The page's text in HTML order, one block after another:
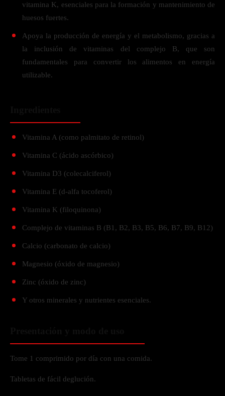
vitamina K, esenciales para la formación y mantenimiento de
huesos fuertes.
Apoya la producción de energía y el metabolismo, gracias a
la inclusión de vitaminas del complejo B, que son
fundamentales para convertir los alimentos en energía
utilizable.
Vitamina A (como palmitato de retinol)
Vitamina C (ácido ascórbico)
Vitamina D3 (colecalciferol)
Vitamina E (d-alfa tocoferol)
Vitamina K (filoquinona)
Complejo de vitaminas B (B1, B2, B3, B5, B6, B7, B9, B12)
Calcio (carbonato de calcio)
Magnesio (óxido de magnesio)
Zinc (óxido de zinc)
Y otros minerales y nutrientes esenciales.
Tome 1 comprimido por día con una comida.
Tabletas de fácil deglución.